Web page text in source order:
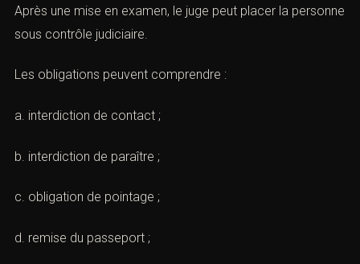
et stratégie pénale)
A. Les obligations possibles
personne sous contrôle judiciaire.
Les obligations peuvent comprendre :
a. interdiction de contact ;
b. interdiction de paraître ;